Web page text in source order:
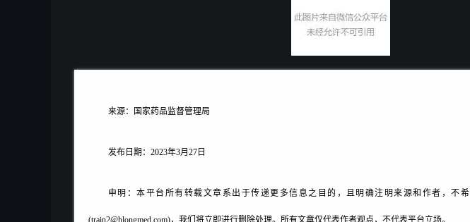
来源：国家药品监督管理局
发布日期：2023年3月27日
申明：本平台所有转载文章系出于传递更多信息之目的，且明确注明来源和作者，不
(train2@hlongmed.com)，我们将立即进行删除处理。所有文章仅代表作者观点，不代表平台立场。